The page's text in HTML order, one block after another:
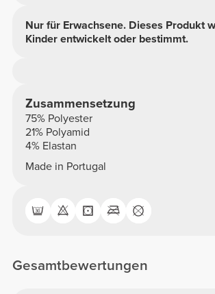
Nur für Erwachsene. Dieses Produkt
Kinder entwickelt oder bestimmt.
Zusammensetzung
75% Polyester
21% Polyamid
4% Elastan
Made in Portugal
Gesamtbewertungen